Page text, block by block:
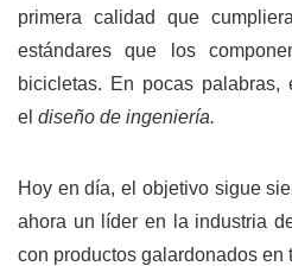
primera calidad que
estándares que los
bicicletas. En pocas
el diseño de ingeniería.
Hoy en día, el objetivo sigue
ahora un líder en la industria
con productos galardonados en